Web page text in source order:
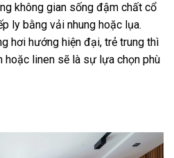
không gian sống đậm chất cổ
ly bằng vải nhung hoặc lụa.
hơi hướng hiện đại, trẻ trung thì
hoặc linen sẽ là sự lựa chọn phù